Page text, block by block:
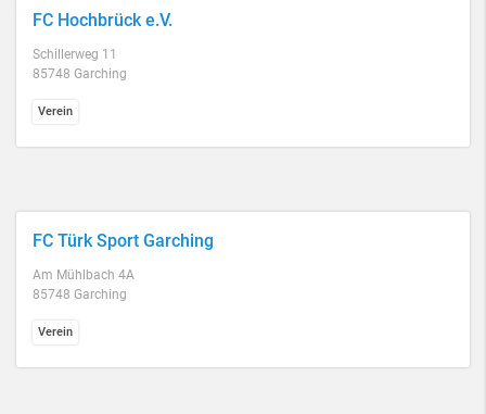
FC Hochbrück e.V.
Schillerweg 11
85748 Garching
Verein
FC Türk Sport Garching
Am Mühlbach 4A
85748 Garching
Verein